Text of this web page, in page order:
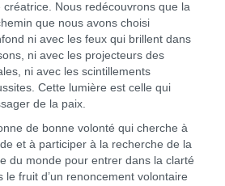
créatrice. Nous redécouvrons que la
que nous avons choisi
ni avec les feux qui brillent dans
ni avec les projecteurs des
ni avec les scintillements
Cette lumière est celle qui
de la paix.
de bonne volonté qui cherche à
et à participer à la recherche de la
du monde pour entrer dans la clarté
le fruit d’un renoncement volontaire